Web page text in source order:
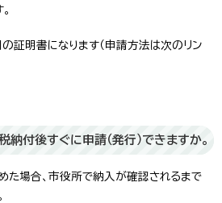
証明書になります（申請方法は次のリン
付後すぐに申請（発行）できますか。
場合、市役所で納入が確認されるまで